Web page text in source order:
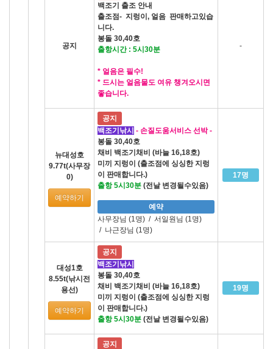
공지
백조기 출조 안내
출조점- 지렁이, 얼음 판매하고있습
니다.
봉돌 30,40호
출항시간 : 5시30분
* 얼음은 필수!
* 드시는 얼음물도 여유 챙겨오시면
좋습니다.
-
뉴대성호
9.77t(사무장
0)
예약하기
공지
백조기낚시 - 손질도움서비스 선박 -
봉돌 30,40호
채비 백조기채비 (바늘 16,18호)
미끼 지렁이 (출조점에 싱싱한 지렁
이 판매합니다.)
출항 5시30분 (전날 변경될수있음)
예약
사무장님 (1명) / 서일원님 (1명)
/ 나근장님 (1명)
17명
대성1호
8.55t(낚시전
용선)
예약하기
공지
백조기낚시
봉돌 30,40호
채비 백조기채비 (바늘 16,18호)
미끼 지렁이 (출조점에 싱싱한 지렁
이 판매합니다.)
출항 5시30분 (전날 변경될수있음)
19명
공지